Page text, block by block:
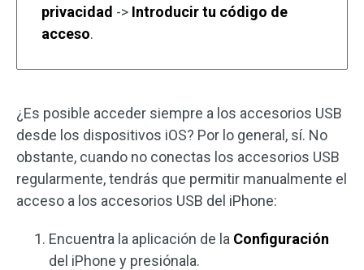
privacidad -> Introducir tu código de
acceso.
¿Es posible acceder siempre a los accesorios USB
desde los dispositivos iOS? Por lo general, sí. No
obstante, cuando no conectas los accesorios USB
regularmente, tendrás que permitir manualmente el
acceso a los accesorios USB del iPhone:
Encuentra la aplicación de la Configuración
del iPhone y presiónala.